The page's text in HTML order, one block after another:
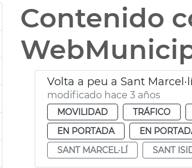
Contenido
Volta a peu a Sant
modificado hace 3 años
MOVILIDAD TRÁFICO
EN PORTADA
EN
SANT MARCEL·LÍ
SANT